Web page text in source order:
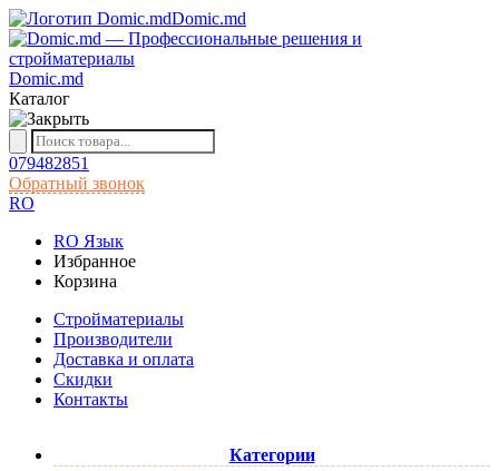
Domic.md
Domic.md
Каталог
079482851
Обратный звонок
RO
RO Язык
Избранное
Корзина
Cтройматериалы
Производители
Доставка и оплата
Скидки
Контакты
Категории